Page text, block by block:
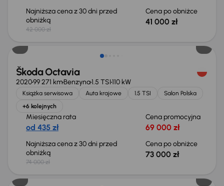
Najniższa cena z 30 dni przed
obniżką
42 000 zł
Cena po obniżce
41 000 zł
Taniej o 1 000 zł
Škoda Octavia
202099 271 kmBenzyna1.5 TSI110 kW
Książka serwisowa Auta krajowe 1.5 TSI
Salon Polska
+6 kolejnych
Miesięczna rata
od 435 zł
Cena promocyjna
69 000 zł
Najniższa cena z 30 dni przed
obniżką
74 000 zł
Cena po obniżce
73 000 zł
Taniej o 1 000 zł